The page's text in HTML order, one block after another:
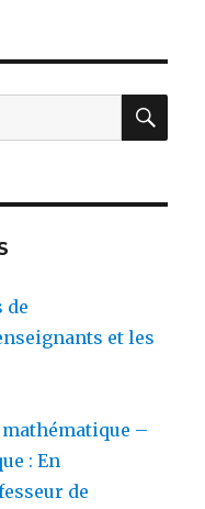
de
et les
–
: En
de